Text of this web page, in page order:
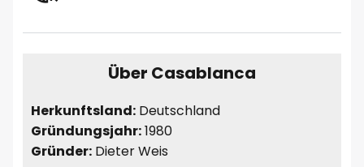
Über Casablanca
Herkunftsland: Deutschland
Gründungsjahr:1980
Gründer: Dieter Weis